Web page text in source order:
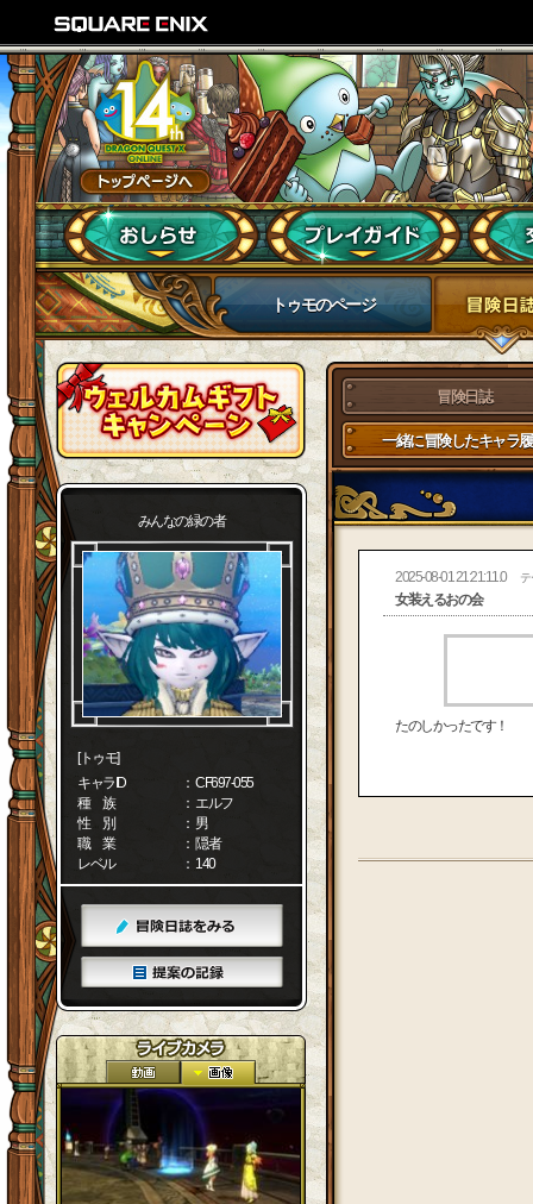
トゥモのページ
みんなの緑の者
[トゥモ]
キャラID
： CF697-055
種 族
： エルフ
性 別
： 男
職 業
： 隠者
レベル
： 140
冒険日誌
一緒に冒険したキャラ
2025-08-01 21:21:11.0 テ
女装えるおの会
たのしかったです！